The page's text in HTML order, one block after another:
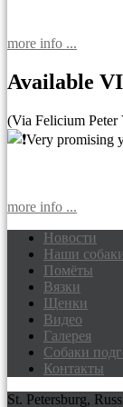
more info ...
Available
(Via Felicium
Very promising
more info ...
Новости
Наши
Помёты
Вязки
Щенки
Видео
Галерея
Собаки
Контакты
St. Petersburg,